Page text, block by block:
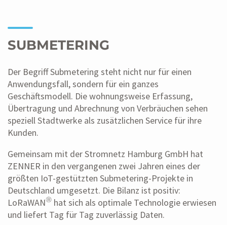
SUBMETERING
Der Begriff Submetering steht nicht nur für einen
Anwendungsfall, sondern für ein ganzes
Geschäftsmodell. Die wohnungsweise Erfassung,
Übertragung und Abrechnung von Verbräuchen sehen
speziell Stadtwerke als zusätzlichen Service für ihre
Kunden.
Gemeinsam mit der Stromnetz Hamburg GmbH hat
ZENNER in den vergangenen zwei Jahren eines der
größten IoT-gestützten Submetering-Projekte in
Deutschland umgesetzt. Die Bilanz ist positiv:
LoRaWAN® hat sich als optimale Technologie erwiesen
und liefert Tag für Tag zuverlässig Daten.